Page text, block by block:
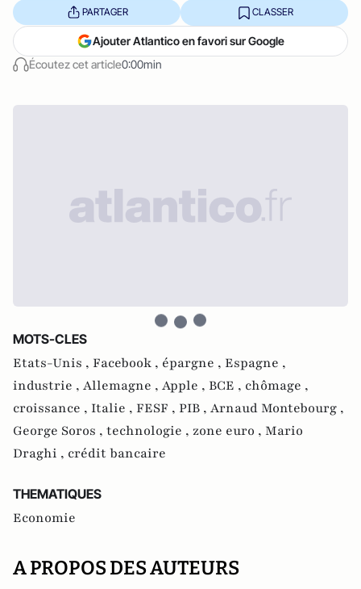
Écoutez cet article0:00min
PARTAGER CLASSER
Ajouter Atlantico en favori sur Google
MOTS-CLES
Etats-Unis , Facebook , épargne , Espagne ,
industrie , Allemagne , Apple , BCE , chômage ,
croissance , Italie , FESF , PIB , Arnaud Montebourg ,
George Soros , technologie , zone euro , Mario
Draghi , crédit bancaire
THEMATIQUES
Economie
A PROPOS DES AUTEURS